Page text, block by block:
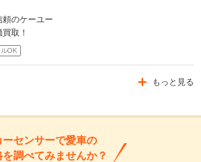
のケーユー
取！
ルOK
もっと見る
ーセンサーで愛車の
を調べてみませんか？